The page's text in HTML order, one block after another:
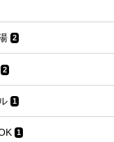
2
2
1
1